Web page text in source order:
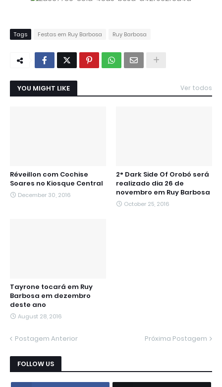
Tags Festas em Ruy Barbosa Ruy Barbosa
YOU MIGHT LIKE Ver todos
Réveillon com Cochise
Soares no Kiosque Central
December 30, 2016
2° Dark Side Of Orobó será
realizado dia 26 de
novembro em Ruy Barbosa
October 25, 2016
Tayrone tocará em Ruy
Barbosa em dezembro
deste ano
August 28, 2016
Postagem Anterior Próxima Postagem
FOLLOW US